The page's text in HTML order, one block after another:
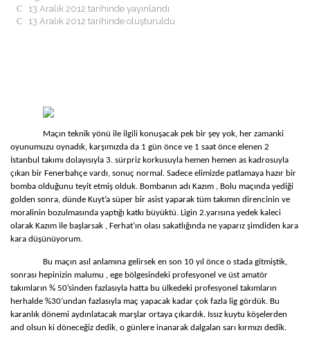
return GÖZTEPELIST'E KATKI
ÖDÜLLER
TRIBÜN ANILARI
TRIBÜN BESTELERI
TEZAHÜRAT KAYITLARI
MULTIMEDYA
GÖZTEPE TV
FOTO GALERI
MASAÜSTÜ RESIMLER
WINAMP SKINLERI
EKRAN KORUYUCU
O.REŞAT SIPAHI
MUSTAFA DALYANOĞLU
KORAY EMRE ÇOKBANKIR
SERKAN BOYACIOĞLU
BURÇAK ÜNSAL
HAKAN TAŞPINAR
13 Aralık 2012 tarihinde yayınlandı.
13 Aralık 2012 tarihinde oluşturuldu
Maçın teknik yönü ile ilgili konuşacak pek bir şey yok, her zamanki
oyunumuzu oynadık, karşımızda da 1 gün önce ve 1 saat önce elenen 2
İstanbul takımı dolayısıyla 3. sürpriz korkusuyla hemen hemen as kadrosuyla
çıkan bir Fenerbahçe vardı, sonuç normal. Sadece elimizde patlamaya hazır bir
bomba olduğunu teyit etmiş olduk. Bombanın adı Kazım , Bolu maçında yediği
golden sonra, dünde Kuyt’a süper bir asist yaparak tüm takımın direncinin ve
moralinin bozulmasında yaptığı katkı büyüktü. Ligin 2.yarısına yedek kaleci
olarak Kazım ile başlarsak , Ferhat’ın olası sakatlığında ne yaparız şimdiden kara
kara düşünüyorum.
Bu maçın asıl anlamına gelirsek en son 10 yıl önce o stada gitmiştik,
sonrası hepinizin malumu , ege bölgesindeki profesyonel ve üst amatör
takımların % 50’sinden fazlasıyla hatta bu ülkedeki profesyonel takımların
herhalde %30’undan fazlasıyla maç yapacak kadar çok fazla lig gördük. Bu
karanlık dönemi aydınlatacak marşlar ortaya çıkardık. Issız kuytu köşelerden
and olsun ki döneceğiz dedik, o günlere inanarak dalgalan sarı kırmızı dedik.